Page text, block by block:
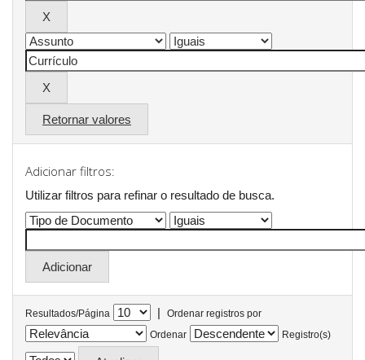
Retornar valores
Adicionar filtros:
Utilizar filtros para refinar o resultado de busca.
Resultados/Página |
Ordenar registros por
Ordenar
Registro(s)